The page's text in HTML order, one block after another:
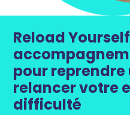
Reload
pour
relancer votre
difficulté